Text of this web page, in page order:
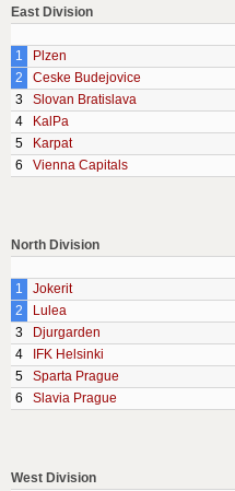
East Division
1
Plzen
2
Ceske Budejovice
3
Slovan Bratislava
4
KalPa
5
Karpat
6
Vienna Capitals
North Division
1
Jokerit
2
Lulea
3
Djurgarden
4
IFK Helsinki
5
Sparta Prague
6
Slavia Prague
West Division